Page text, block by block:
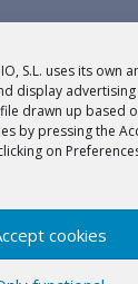
S.L. uses its
display
drawn up based
by pressing the
on
cookies
| Aviso